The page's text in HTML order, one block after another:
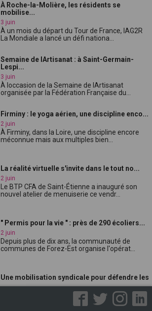
À Roche-la-Molière, les résidents se
mobilise...
3 juin
À un mois du départ du Tour de France, lAG2R
La Mondiale a lancé un défi nationa...
Semaine de lArtisanat : à Saint-Germain-
Lespi...
3 juin
À loccasion de la Semaine de lArtisanat
organisée par la Fédération Française du...
Firminy : le yoga aérien, une discipline enco...
2 juin
À Firminy, dans la Loire, une discipline encore
méconnue mais aux multiples bien...
La réalité virtuelle s'invite dans le tout no...
2 juin
Le BTP CFA de Saint-Étienne a inauguré son
nouvel atelier de menuiserie ce vendr...
" Permis pour la vie " : près de 290 écoliers...
2 juin
Depuis plus de dix ans, la communauté de
communes de Forez-Est organise l'opérat...
Une mobilisation syndicale pour défendre les
...
Réunis ce mardi matin devant la Direction des